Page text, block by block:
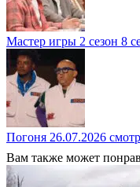
Мастер игры 2 сезон 8
Погоня 26.07.2026
Вам также может